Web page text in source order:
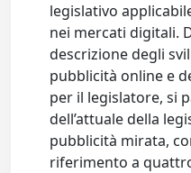
legislativo
nei mercati digitali.
descrizione degli
pubblicità online e
per il legislatore, si
dell’attuale della
pubblicità mirata,
riferimento a